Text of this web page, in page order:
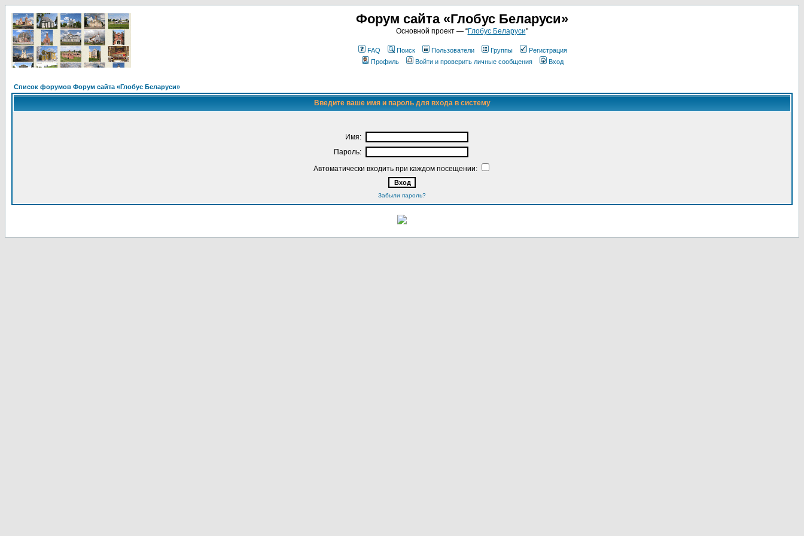
Форум сайта «Глобус Беларуси»
Основной проект — “Глобус Беларуси"
FAQ Поиск Пользователи Группы
Регистрация
Профиль
Войти и проверить личные сообщения Вход
Список форумов Форум сайта «Глобус Беларуси»
Введите ваше имя и пароль для входа в систему
Имя:
Пароль:
Автоматически входить при каждом посещении:
Забыли пароль?